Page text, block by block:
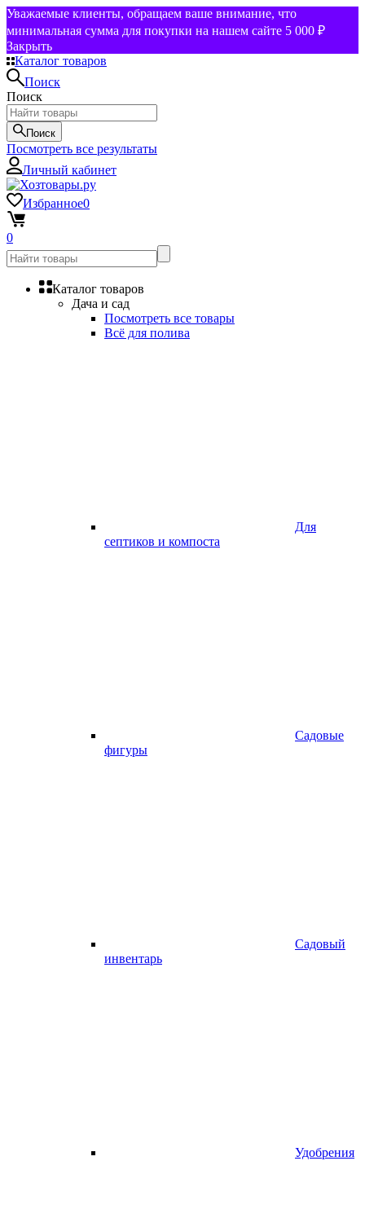
Уважаемые клиенты, обращаем ваше внимание, что
минимальная сумма для покупки на нашем сайте 5 000 ₽
Закрыть
Каталог товаров
Поиск
Поиск
Поиск
Посмотреть все результаты
Личный кабинет
Избранное0
0
Каталог товаров
Дача и сад
Посмотреть все товары
Всё для полива
Для
септиков и компоста
Садовые
фигуры
Садовый
инвентарь
Удобрения